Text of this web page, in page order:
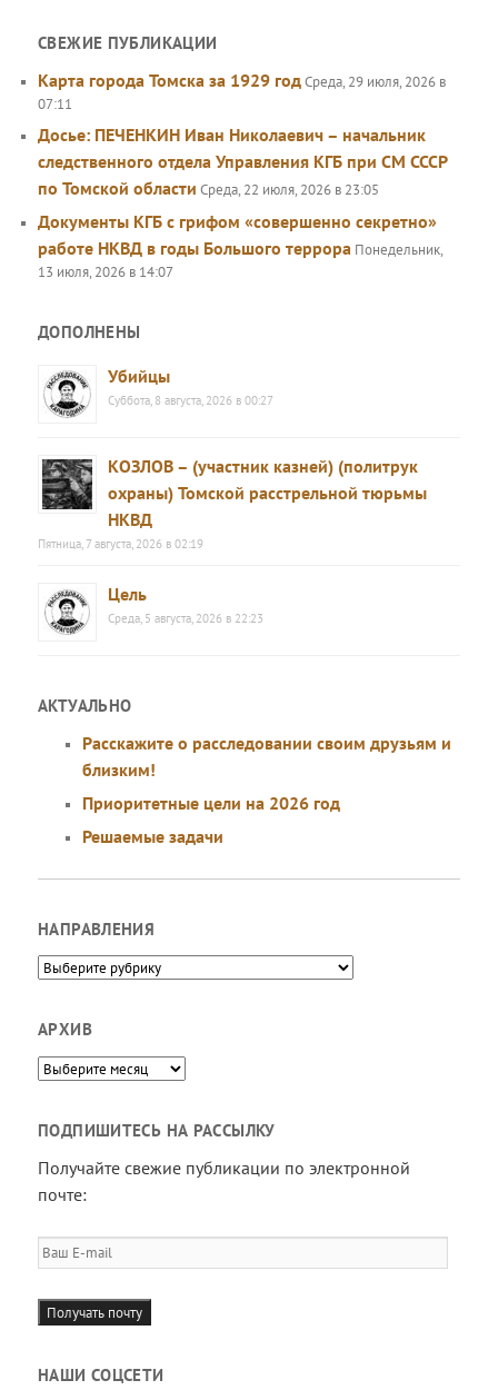
СВЕЖИЕ ПУБЛИКАЦИИ
Карта города Томска за 1929 годСреда, 29 июля, 2026 в
07:11
Досье: ПЕЧЕНКИН Иван Николаевич – начальник
следственного отдела Управления КГБ при СМ СССР
по Томской области Среда, 22 июля, 2026 в 23:05
Документы КГБ с грифом «совершенно секретно»
работе НКВД в годы Большого террора Понедельник,
13 июля, 2026 в 14:07
ДОПОЛНЕНЫ
Убийцы
Суббота, 8 августа, 2026 в 00:27
КОЗЛОВ – (участник казней) (политрук
охраны) Томской расстрельной тюрьмы
НКВД
Пятница, 7 августа, 2026 в 02:19
Цель
Среда, 5 августа, 2026 в 22:23
АКТУАЛЬНО
Расскажите о расследовании своим друзьям и
близким!
Приоритетные цели на 2026 год
Решаемые задачи
НАПРАВЛЕНИЯ
Направления
АРХИВ
Архив
ПОДПИШИТЕСЬ НА РАССЫЛКУ
Получайте свежие публикации по электронной
почте:
Ваш
E-
mail
Получать почту
НАШИ СОЦСЕТИ